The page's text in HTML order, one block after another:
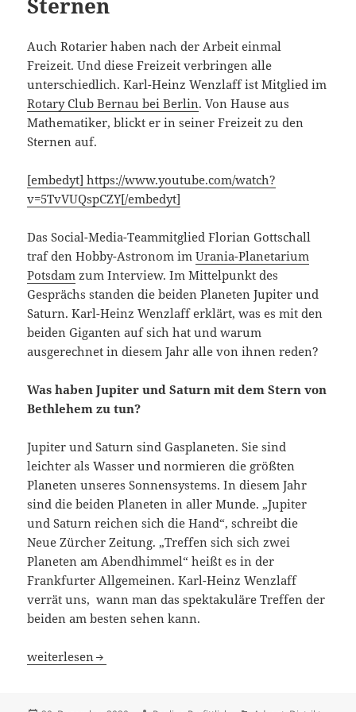
Auch Rotarier haben nach der Arbeit einmal
Freizeit. Und diese Freizeit verbringen alle
unterschiedlich. Karl-Heinz Wenzlaff ist Mitglied im
Rotary Club Bernau bei Berlin. Von Hause aus
Mathematiker, blickt er in seiner Freizeit zu den
Sternen auf.
[embedyt] https://www.youtube.com/watch?
v=5TvVUQspCZY[/embedyt]
Das Social-Media-Teammitglied Florian Gottschall
traf den Hobby-Astronom imUrania-Planetarium
Potsdam zum Interview. Im Mittelpunkt des
Gesprächs standen die beiden Planeten Jupiter und
Saturn. Karl-Heinz Wenzlaff erklärt, was es mit den
beiden Giganten auf sich hat und warum
ausgerechnet in diesem Jahr alle von ihnen reden?
Was haben Jupiter und Saturn mit dem Stern von
Bethlehem zu tun?
Jupiter und Saturn sind Gasplaneten. Sie sind
leichter als Wasser und normieren die größten
Planeten unseres Sonnensystems. In diesem Jahr
sind die beiden Planeten in aller Munde. „Jupiter
und Saturn reichen sich die Hand“, schreibt die
Neue Zürcher Zeitung. „Treffen sich sich zwei
Planeten am Abendhimmel“ heißt es in der
Frankfurter Allgemeinen. Karl-Heinz Wenzlaff
verrät uns, wann man das spektakuläre Treffen der
beiden am besten sehen kann.
Ein rotarischer Blick zu den Sternen
weiterlesen